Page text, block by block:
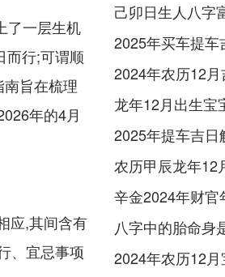
了一层生机
而行;可谓顺
旨在梳理
年的4月
应,其间含有
、宜忌事项